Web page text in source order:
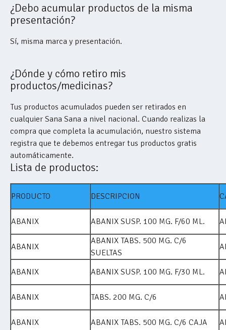
¿Debo acumular productos de la misma
presentación?
Sí, misma marca y presentación.
¿Dónde y cómo retiro mis
productos/medicinas?
Tus productos acumulados pueden ser retirados en
cualquier Sana Sana a nivel nacional. Cuando realizas la
compra que completa la acumulación, nuestro sistema
registra que te debemos entregar tus productos gratis
automáticamente.
Lista de productos:
PRODUCTO DESCRIPCION
ABANIX ABANIX SUSP. 100 MG. F/60 ML.
ABANIX
ABANIX TABS. 500 MG. C/6
SUELTAS
ABANIX ABANIX SUSP. 100 MG. F/30 ML.
ABANIX TABS. 200 MG. C/6
ABANIX ABANIX TABS. 500 MG. C/6 CAJA